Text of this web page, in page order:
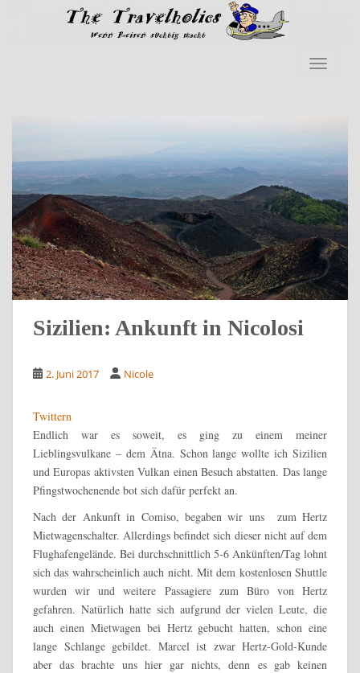
Skip to main content
Sizilien: Ankunft in Nicolosi
2. Juni 2017 Nicole
Twittern
Endlich war es soweit, es ging zu einem meiner
Lieblingsvulkane – dem Ätna. Schon lange wollte ich Sizilien
und Europas aktivsten Vulkan einen Besuch abstatten. Das lange
Pfingstwochenende bot sich dafür perfekt an.
Nach der Ankunft in Comiso, begaben wir uns zum Hertz
Mietwagenschalter. Allerdings befindet sich dieser nicht auf dem
Flughafengelände. Bei durchschnittlich 5-6 Ankünften/Tag lohnt
sich das wahrscheinlich auch nicht. Mit dem kostenlosen Shuttle
wurden wir und weitere Passagiere zum Büro von Hertz
gefahren. Natürlich hatte sich aufgrund der vielen Leute, die
auch einen Mietwagen bei Hertz gebucht hatten, schon eine
lange Schlange gebildet. Marcel ist zwar Hertz-Gold-Kunde
aber das brachte uns hier gar nichts, denn es gab keinen